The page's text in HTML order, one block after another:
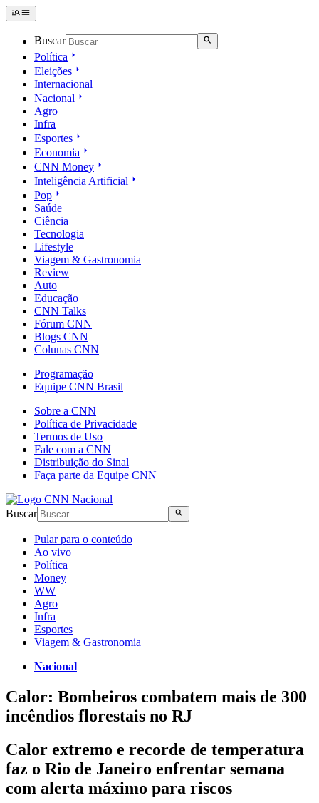
Buscar
Política
Eleições
Internacional
Nacional
Agro
Infra
Esportes
Economia
CNN Money
Inteligência Artificial
Pop
Saúde
Ciência
Tecnologia
Lifestyle
Viagem & Gastronomia
Review
Auto
Educação
CNN Talks
Fórum CNN
Blogs CNN
Colunas CNN
Programação
Equipe CNN Brasil
Sobre a CNN
Política de Privacidade
Termos de Uso
Fale com a CNN
Distribuição do Sinal
Faça parte da Equipe CNN
Buscar
Pular para o conteúdo
Ao vivo
Política
Money
WW
Agro
Infra
Esportes
Viagem & Gastronomia
Nacional
Calor: Bombeiros combatem mais de 300
incêndios florestais no RJ
Calor extremo e recorde de temperatura
faz o Rio de Janeiro enfrentar semana
com alerta máximo para riscos